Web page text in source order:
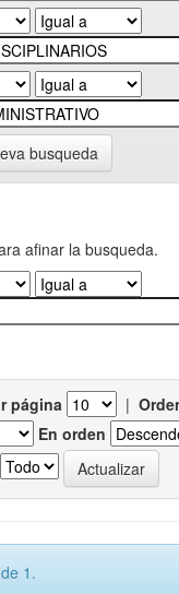
busqueda
afinar la busqueda.
página |
En orden
1.